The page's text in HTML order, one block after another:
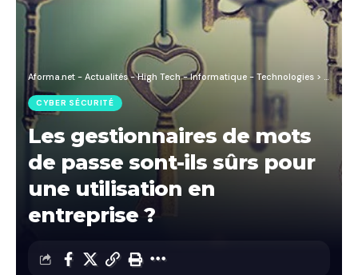
Aforma.net - Actualités - High Tech - Informatique - Technologies > Blog
CYBER SÉCURITÉ
Les gestionnaires de mots
de passe sont-ils sûrs pour
une utilisation en
entreprise ?